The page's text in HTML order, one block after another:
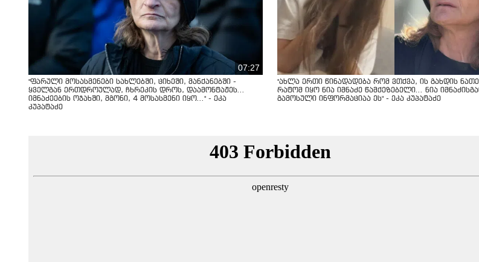
07:27
"ფარული მოსასმენები სახლებში, ციხეში, მანქანებში -
ყველგან ერთდროულად, ჩხრეკის დროს, დაამონტაჟეს...
იმნაძეების ოჯახში, მგონი, 4 მოსასმენი იყო..." - ეკა
კუპატაძე
"ახლა ერთი წინადადება რომ ვთქვა, ის გახდის
რატომ იყო ნია იმნაძე წამქეზებელი... ნია
გამოსული ინფორმაციაა ეს" - ეკა კუპატაძე